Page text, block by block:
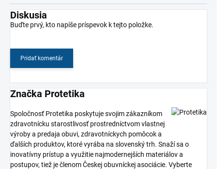
Diskusia
Buďte prvý, kto napíše príspevok k tejto položke.
Pridať komentár
Značka Protetika
Spoločnosť Protetika poskytuje svojim zákazníkom
zdravotnícku starostlivosť prostredníctvom vlastnej
výroby a predaja obuvi, zdravotníckych pomôcok a
ďalších produktov, ktoré vyrába na slovenský trh. Snaží sa o
inovatívny prístup a využitie najmodernejších materiálov a
postupov, tiež je členom Českej obuvníckej asociácie. Vyberte